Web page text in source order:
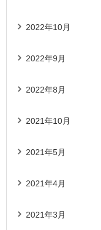
2022年10月
2022年9月
2022年8月
2021年10月
2021年5月
2021年4月
2021年3月